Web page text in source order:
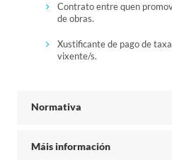
Contrato entre quen
de obras.
Xustificante de pago de
vixente/s.
Normativa
Máis información